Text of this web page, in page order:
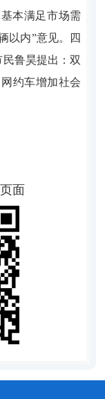
本满足市场需
以内”意见。四
鲁昊提出：双
约车增加社会
面